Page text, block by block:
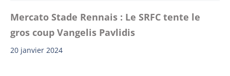
Mercato Stade Rennais : Le SRFC tente le
gros coup Vangelis Pavlidis
20 janvier 2024